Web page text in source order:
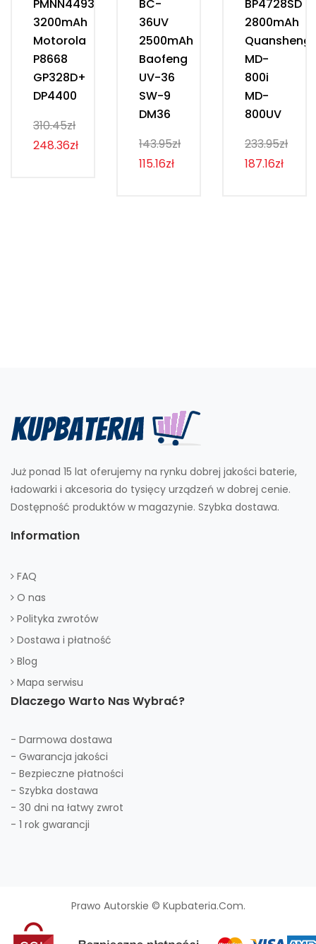
PMNN4493D
3200mAh
Motorola
P8668
GP328D+
DP4400
310.45zł
248.36zł
BC-
36UV
2500mAh
Baofeng
UV-36
SW-9
DM36
143.95zł
115.16zł
BP4728SD
2800mAh
Quansheng
MD-
800i
MD-
800UV
233.95zł
187.16zł
Już ponad 15 lat oferujemy na rynku dobrej jakości baterie,
ładowarki i akcesoria do tysięcy urządzeń w dobrej cenie.
Dostępność produktów w magazynie. Szybka dostawa.
Information
FAQ
O nas
Polityka zwrotów
Dostawa i płatność
Blog
Mapa serwisu
Dlaczego Warto Nas Wybrać?
- Darmowa dostawa
- Gwarancja jakości
- Bezpieczne płatności
- Szybka dostawa
- 30 dni na łatwy zwrot
- 1 rok gwarancji
Prawo Autorskie © Kupbateria.com.